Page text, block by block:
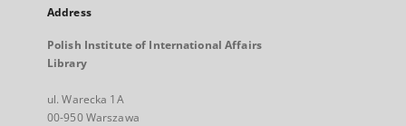
Address
Polish Institute of International Affairs
Library
ul. Warecka 1A
00-950 Warszawa